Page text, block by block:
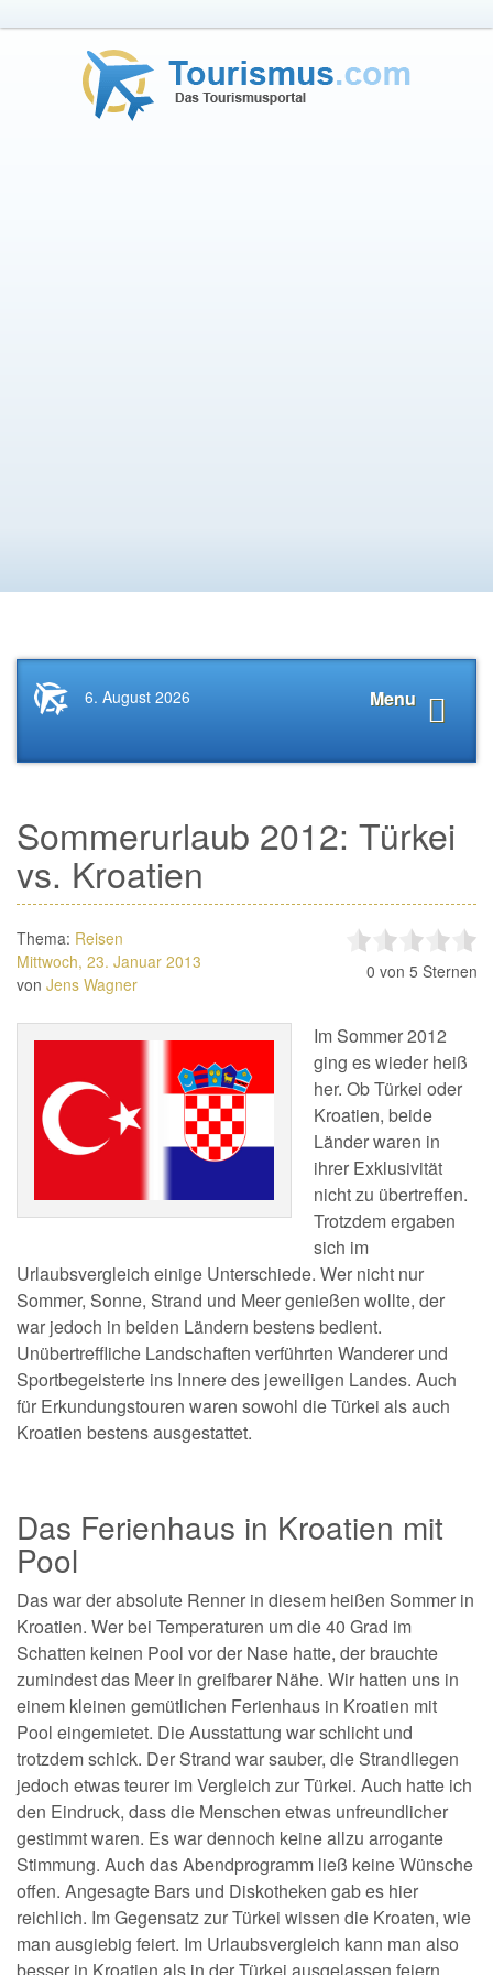
Startseite
News.Tourismus.com
Menu
6. August 2026
Sommerurlaub 2012: Türkei
vs. Kroatien
Thema: Reisen
Mittwoch, 23. Januar 2013
von Jens Wagner
0 von 5 Sternen
Im Sommer 2012
ging es wieder heiß
her. Ob Türkei oder
Kroatien, beide
Länder waren in
ihrer Exklusivität
nicht zu übertreffen.
Trotzdem ergaben
sich im
Urlaubsvergleich einige Unterschiede. Wer nicht nur
Sommer, Sonne, Strand und Meer genießen wollte, der
war jedoch in beiden Ländern bestens bedient.
Unübertreffliche Landschaften verführten Wanderer und
Sportbegeisterte ins Innere des jeweiligen Landes. Auch
für Erkundungstouren waren sowohl die Türkei als auch
Kroatien bestens ausgestattet.
Das Ferienhaus in Kroatien mit
Pool
Das war der absolute Renner in diesem heißen Sommer in
Kroatien. Wer bei Temperaturen um die 40 Grad im
Schatten keinen Pool vor der Nase hatte, der brauchte
zumindest das Meer in greifbarer Nähe. Wir hatten uns in
einem kleinen gemütlichen Ferienhaus in Kroatien mit
Pool eingemietet. Die Ausstattung war schlicht und
trotzdem schick. Der Strand war sauber, die Strandliegen
jedoch etwas teurer im Vergleich zur Türkei. Auch hatte ich
den Eindruck, dass die Menschen etwas unfreundlicher
gestimmt waren. Es war dennoch keine allzu arrogante
Stimmung. Auch das Abendprogramm ließ keine Wünsche
offen. Angesagte Bars und Diskotheken gab es hier
reichlich. Im Gegensatz zur Türkei wissen die Kroaten, wie
man ausgiebig feiert. Im Urlaubsvergleich kann man also